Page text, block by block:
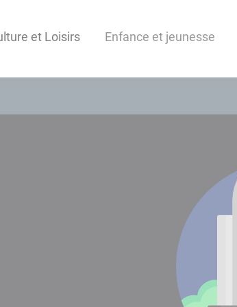
et Loisirs Enfance et jeunesse